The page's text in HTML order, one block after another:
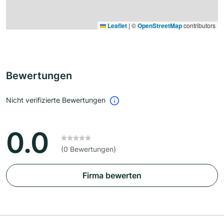
Leaflet | ©OpenStreetMapcontributors
Bewertungen
Nicht verifizierte Bewertungen
0.0 (0 Bewertungen)
Firma bewerten